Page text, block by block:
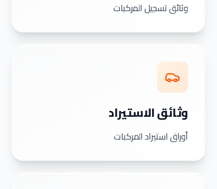
وثائق تسجيل المركبات
وثائق الاستيراد
أوراق استيراد المركبات